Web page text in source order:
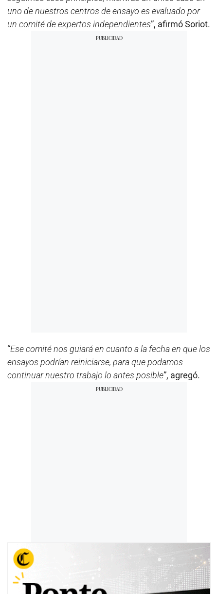
uno de nuestros centros de ensayo es evaluado por
un comité de expertos independientes”, afirmó Soriot.
“Ese comité nos guiará en cuanto a la fecha en que los
ensayos podrían reiniciarse, para que podamos
continuar nuestro trabajo lo antes posible”, agregó.